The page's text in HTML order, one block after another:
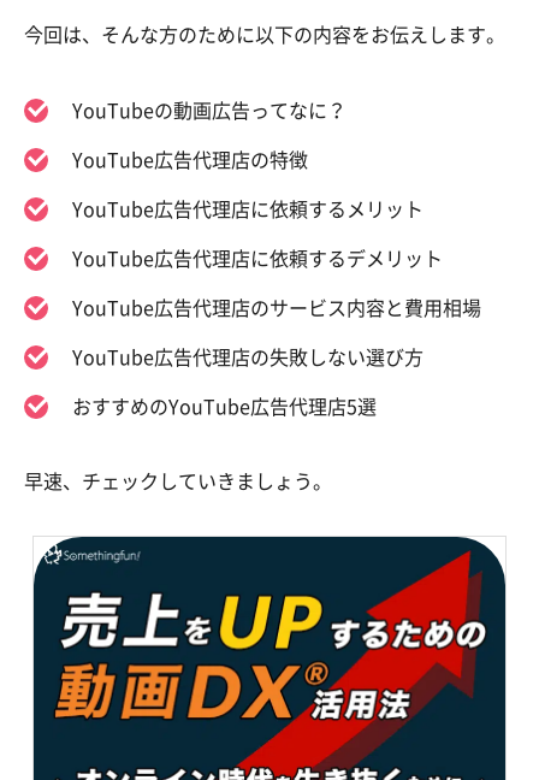
今回は、そんな方のために以下の内容をお伝えします。
YouTubeの動画広告ってなに？
YouTube広告代理店の特徴
YouTube広告代理店に依頼するメリット
YouTube広告代理店に依頼するデメリット
YouTube広告代理店のサービス内容と費用相場
YouTube広告代理店の失敗しない選び方
おすすめのYouTube広告代理店5選
早速、チェックしていきましょう。